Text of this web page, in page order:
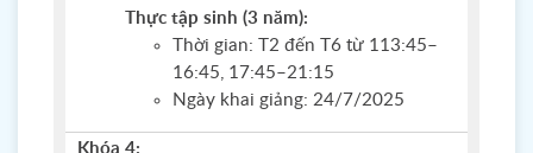
Thực tập sinh (3 năm):
Thời gian: T2 đến T6 từ 113:45–
16:45, 17:45–21:15
Ngày khai giảng: 24/7/2025
Khóa 4: